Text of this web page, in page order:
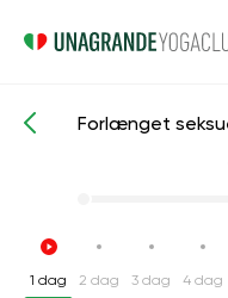
Intensive yogakurser
Forlænget
1 dag 2 dag 3 dag 4 dag